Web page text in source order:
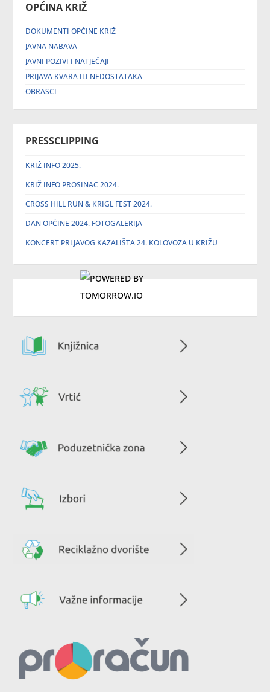
OPĆINA KRIŽ
DOKUMENTI OPĆINE KRIŽ
JAVNA NABAVA
JAVNI POZIVI I NATJEČAJI
PRIJAVA KVARA ILI NEDOSTATAKA
OBRASCI
PRESSCLIPPING
KRIŽ INFO 2025.
KRIŽ INFO PROSINAC 2024.
CROSS HILL RUN & KRIGL FEST 2024.
DAN OPĆINE 2024. FOTOGALERIJA
KONCERT PRLJAVOG KAZALIŠTA 24. KOLOVOZA U KRIŽU